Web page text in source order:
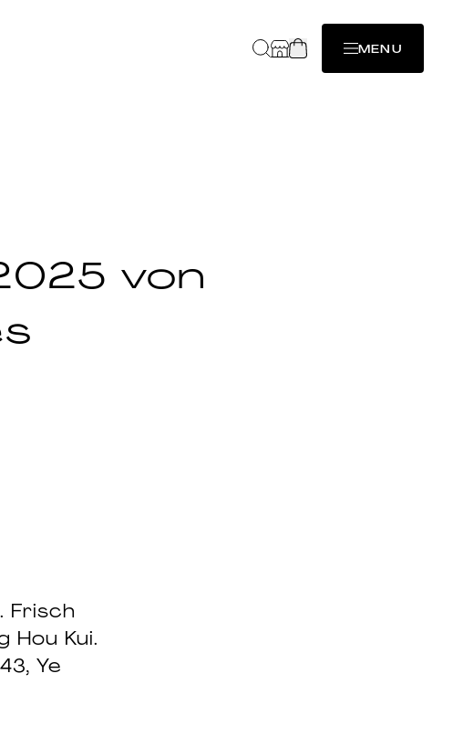
MENU
von
Frisch
Hou Kui.
Ye